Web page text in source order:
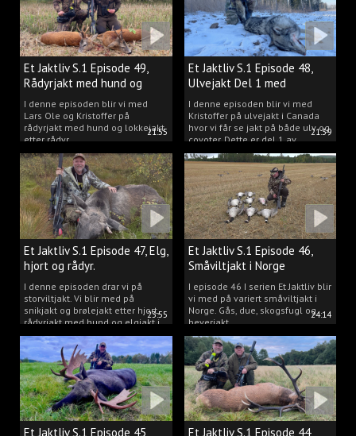
21:55
Et Jaktliv S.1 Episode 49,
Rådyrjakt med hund og
lokkejakt.
I denne episoden blir vi med
Lars Ole og Kristoffer på
rådyrjakt med hund og lokkejakt
etter rådyr.
21:39
Et Jaktliv S.1 Episode 48,
Ulvejakt Del 1 med
Kristoffer Clausen.
I denne episoden blir vi med
Kristoffer på ulvejakt i Canada
hvor vi får se jakt på både ulv og
coyoter. Dette er del 1 av
ulvejakten.
23:55
Et Jaktliv S.1 Episode 47, Elg,
hjort og rådyr.
I denne episoden drar vi på
storviltjakt. Vi blir med på
snikjakt og brølejakt etter hjort,
rådyrjakt med hund og elgjakt i
Trøndelag.
24:14
Et Jaktliv S.1 Episode 46,
Småviltjakt i Norge
I episode 46 I serien Et Jaktliv blir
vi med på variert småviltjakt i
Norge. Gås, due, skogsfugl og
beverjakt.
Et Jaktliv S.1 Episode 45,
Et Jaktliv S.1 Episode 44,